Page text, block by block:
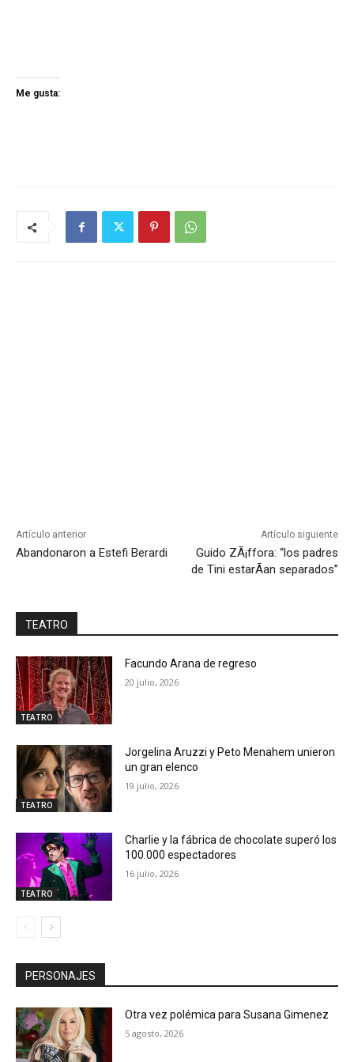
Me gusta:
Artículo anterior
Abandonaron a Estefi Berardi
Artículo siguiente
Guido ZÃ¡ffora: “los padres
de Tini estarÃ­an separados”
TEATRO
TEATRO
Facundo Arana de regreso
20 julio, 2026
TEATRO
Jorgelina Aruzzi y Peto Menahem unieron
un gran elenco
19 julio, 2026
TEATRO
Charlie y la fábrica de chocolate superó los
100.000 espectadores
16 julio, 2026
PERSONAJES
Otra vez polémica para Susana Gimenez
5 agosto, 2026